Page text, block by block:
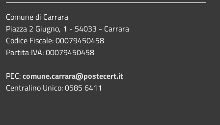
Comune di Carrara
Piazza 2 Giugno, 1 - 54033 - Carrara
Codice Fiscale: 00079450458
Partita IVA: 00079450458
PEC:comune.carrara@postecert.it
Centralino Unico: 0585 6411